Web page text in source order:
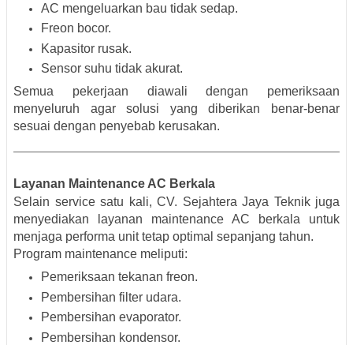
AC mengeluarkan bau tidak sedap.
Freon bocor.
Kapasitor rusak.
Sensor suhu tidak akurat.
Semua pekerjaan diawali dengan pemeriksaan
menyeluruh agar solusi yang diberikan benar-benar
sesuai dengan penyebab kerusakan.
Layanan Maintenance AC Berkala
Selain service satu kali, CV. Sejahtera Jaya Teknik juga
menyediakan layanan maintenance AC berkala untuk
menjaga performa unit tetap optimal sepanjang tahun.
Program maintenance meliputi:
Pemeriksaan tekanan freon.
Pembersihan filter udara.
Pembersihan evaporator.
Pembersihan kondensor.